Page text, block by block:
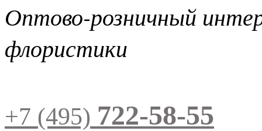
Оптово-розничный
флористики
+7 (495) 722-58-55